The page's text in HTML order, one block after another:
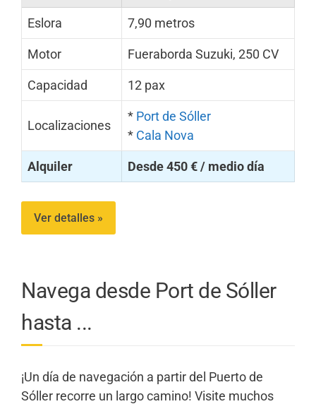
Eslora 7,90 metros
Motor Fueraborda Suzuki, 250 CV
Capacidad 12 pax
Localizaciones
* Port de Sóller
* Cala Nova
Alquiler Desde 450 € / medio día
Ver detalles »
Navega desde Port de Sóller
hasta ...
¡Un día de navegación a partir del Puerto de
Sóller recorre un largo camino! Visite muchos